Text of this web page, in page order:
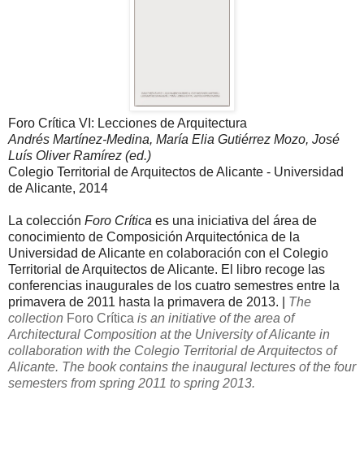
Foro Crítica VI: Lecciones de Arquitectura
Andrés Martínez-Medina, María Elia Gutiérrez Mozo, José
Luís Oliver Ramírez (ed.)
Colegio Territorial de Arquitectos de Alicante - Universidad
de Alicante, 2014
La colección Foro Crítica es una iniciativa del área de
conocimiento de Composición Arquitectónica de la
Universidad de Alicante en colaboración con el Colegio
Territorial de Arquitectos de Alicante. El libro recoge las
conferencias inaugurales de los cuatro semestres entre la
primavera de 2011 hasta la primavera de 2013. | The
collection Foro Crítica is an initiative of the area of
Architectural Composition at the University of Alicante in
collaboration with the Colegio Territorial de Arquitectos of
Alicante. The book contains the inaugural lectures of the four
semesters from spring 2011 to spring 2013.